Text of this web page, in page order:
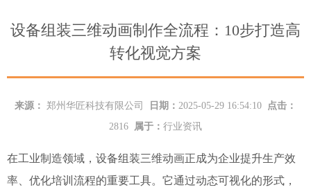
设备组装三维动画制作全流程：10步打造高
转化视觉方案
来源： 郑州华匠科技有限公司 日期： 2025-05-29 16:54:10
点击：
2816
属于： 行业资讯
在工业制造领域，设备组装三维动画正成为企业提升生产效
率、优化培训流程的重要工具。它通过动态可视化的形式，